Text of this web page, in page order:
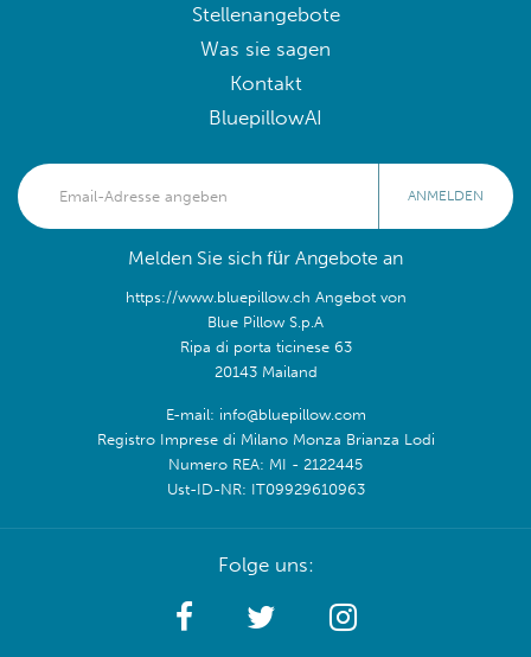
Stellenangebote
Was sie sagen
Kontakt
BluepillowAI
ANMELDEN
Melden Sie sich für Angebote an
https://www.bluepillow.ch Angebot von
Blue Pillow S.p.A
Ripa di porta ticinese 63
20143 Mailand
E-mail: info@bluepillow.com
Registro Imprese di Milano Monza Brianza Lodi
Numero REA: MI - 2122445
Ust-ID-NR: IT09929610963
Folge uns: